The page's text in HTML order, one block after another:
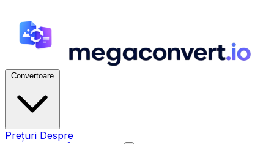
Convertoare
Prețuri Despre